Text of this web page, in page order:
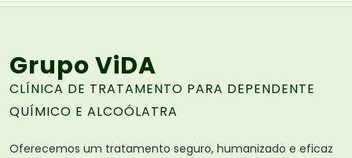
Grupo ViDA
CLÍNICA DE TRATAMENTO PARA DEPENDENTE
QUÍMICO E ALCOÓLATRA
Oferecemos um tratamento seguro, humanizado e eficaz